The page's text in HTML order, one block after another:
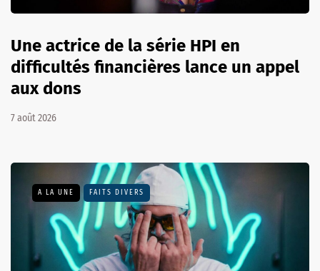
Une actrice de la série HPI en
difficultés financières lance un appel
aux dons
7 août 2026
A LA UNE FAITS DIVERS